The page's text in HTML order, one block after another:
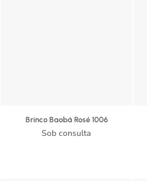
Brinco Baobá Rosé 1006
Sob consulta